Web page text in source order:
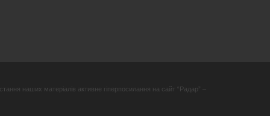
наших матеріалів активне гіперпосилання на сайт “Радар” –